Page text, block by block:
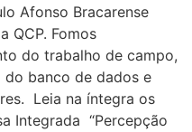
Afonso Bracarense
QCP. Fomos
do trabalho de campo,
banco de dados e
Leia na íntegra os
Integrada “Percepção